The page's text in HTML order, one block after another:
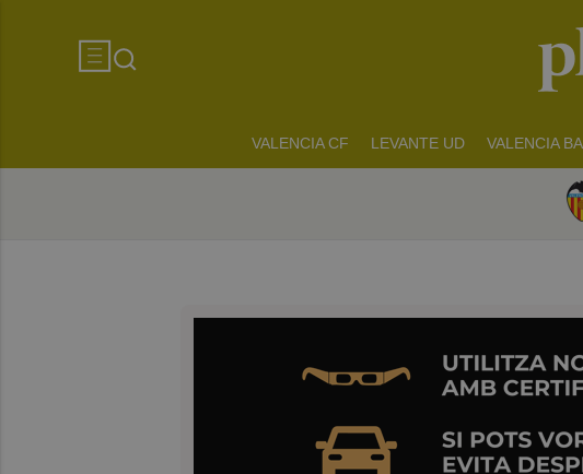
VALENCIA CF LEVANTE UD VALENCIA